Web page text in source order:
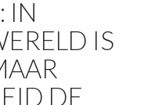
IN
IS
DE